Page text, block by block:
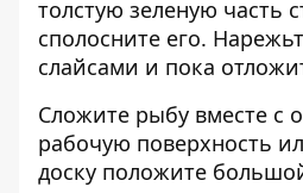
толстую зеленую часть
сполосните его.
слайсами и пока
Сложите рыбу вместе с
рабочую поверхность
доску положите